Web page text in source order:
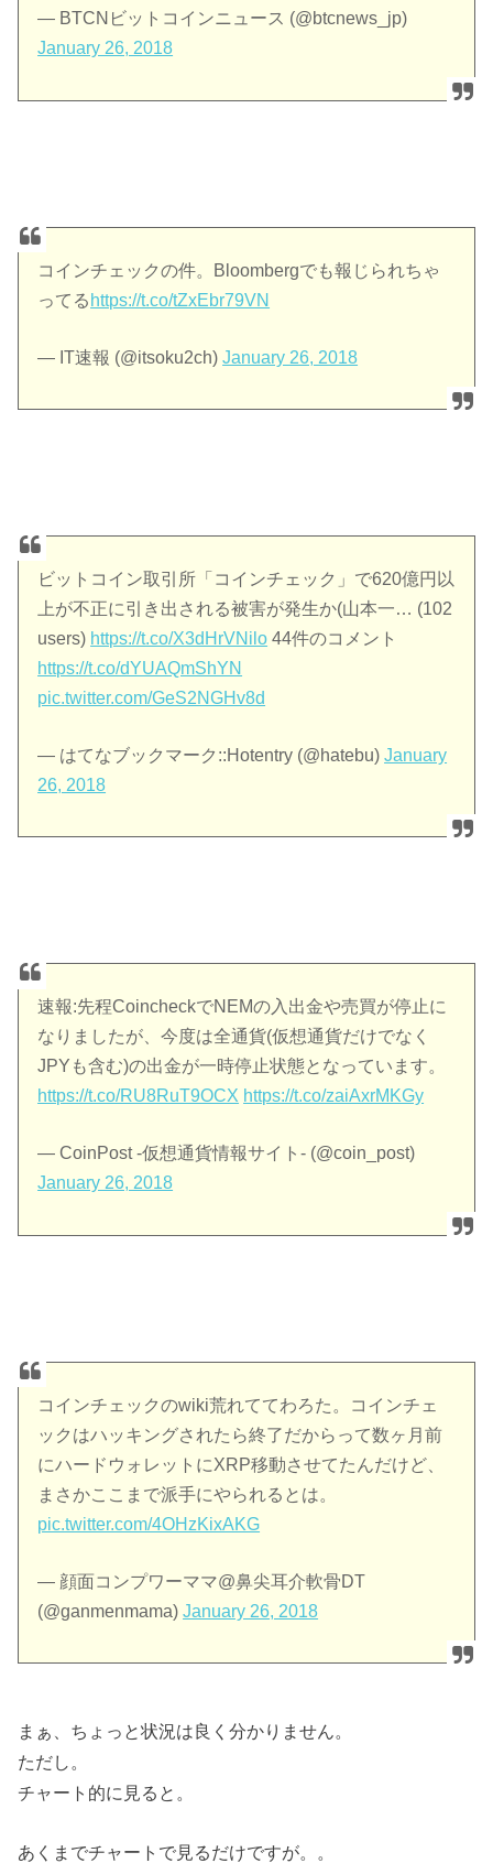
— BTCNビットコインニュース (@btcnews_jp)
January 26, 2018
コインチェックの件。Bloombergでも報じられちゃ
ってる https://t.co/tZxEbr79VN
— IT速報 (@itsoku2ch)January 26, 2018
ビットコイン取引所「コインチェック」で620億円以
上が不正に引き出される被害が発生か(山本一… (102
users) https://t.co/X3dHrVNilo 44件のコメント
https://t.co/dYUAQmShYN
pic.twitter.com/GeS2NGHv8d
— はてなブックマーク::Hotentry (@hatebu)January
26, 2018
速報:先程CoincheckでNEMの入出金や売買が停止に
なりましたが、今度は全通貨(仮想通貨だけでなく
JPYも含む)の出金が一時停止状態となっています。
https://t.co/RU8RuT9OCX https://t.co/zaiAxrMKGy
— CoinPost -仮想通貨情報サイト- (@coin_post)
January 26, 2018
コインチェックのwiki荒れててわろた。コインチェ
ックはハッキングされたら終了だからって数ヶ月前
にハードウォレットにXRP移動させてたんだけど、
まさかここまで派手にやられるとは。
pic.twitter.com/4OHzKixAKG
— 顔面コンプワーママ@鼻尖耳介軟骨DT
(@ganmenmama)January 26, 2018
まぁ、ちょっと状況は良く分かりません。
ただし。
チャート的に見ると。
あくまでチャートで見るだけですが。。